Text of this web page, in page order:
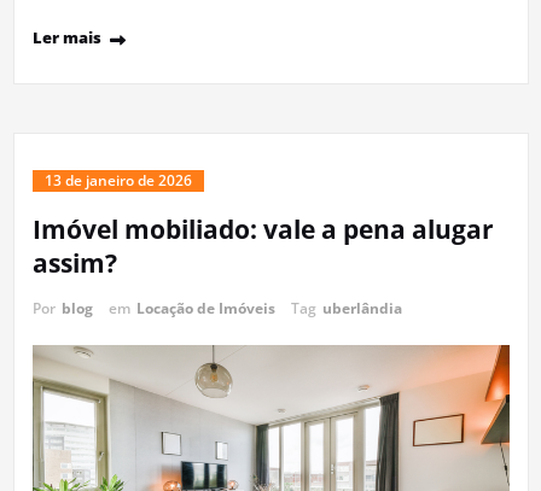
Ler mais
13 de janeiro de 2026
Imóvel mobiliado: vale a pena alugar
assim?
Por blog em Locação de Imóveis Tag uberlândia